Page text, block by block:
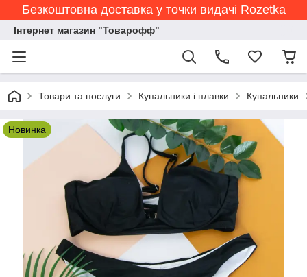
Безкоштовна доставка у точки видачі Rozetka
Інтернет магазин "Товарофф"
Товари та послуги Купальники і плавки Купальники
Новинка